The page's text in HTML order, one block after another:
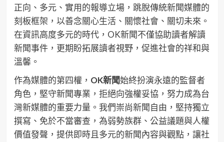
正向、多元、實用的報導立場，跳脫傳統新聞媒體的
刻板框架，以善念關心生活、關懷社會、關切未來。
在資訊高度多元的時代，OK新聞不僅協助讀者解讀
新聞事件，更期盼拓展讀者視野，促進社會的祥和與
溫馨。
作為媒體的第四權， OK新聞始終扮演永遠的監督者
角色，堅守新聞專業，拒絕向強權妥協，努力成為台
灣新媒體的重要力量。我們崇尚新聞自由，堅持獨立
撰寫、免於不當審查，為弱勢族群、公益議題與人權
價值發聲，提供即時且多元的新聞內容與觀點，讓社